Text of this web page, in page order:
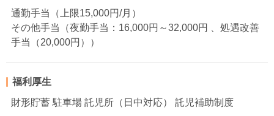
通勤手当（上限15,000円/月）
その他手当（夜勤手当：16,000円～32,000円 、処遇改善
手当（20,000円））
福利厚生
財形貯蓄 駐車場 託児所（日中対応） 託児補助制度